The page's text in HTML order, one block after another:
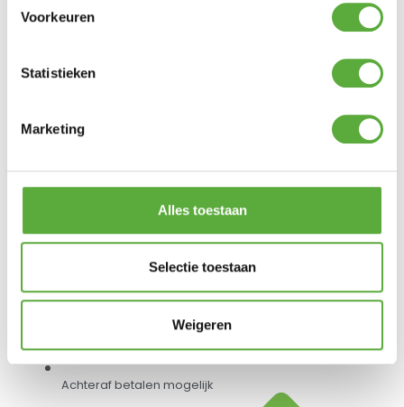
Voorkeuren
Statistieken
Marketing
Alles toestaan
Selectie toestaan
Weigeren
Achteraf betalen mogelijk